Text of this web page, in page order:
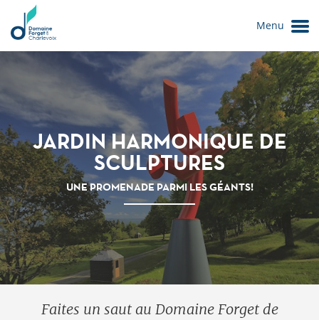
Le Domaine
Menu
JARDIN HARMONIQUE DE
SCULPTURES
UNE PROMENADE PARMI LES GÉANTS!
Faites un saut au Domaine Forget de